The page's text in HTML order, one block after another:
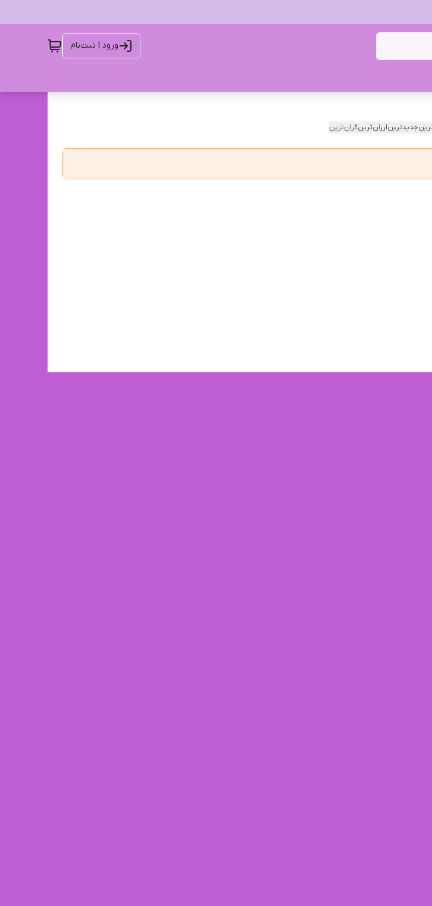
ورود | ثبت‌نام
جدیدترینارزان‌ترینگران‌ترین